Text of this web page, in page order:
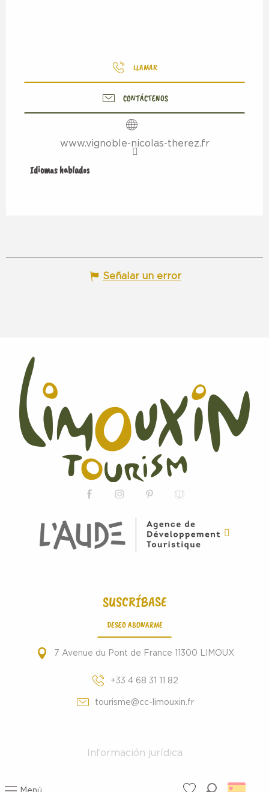
LLAMAR
CONTÁCTENOS
www.vignoble-nicolas-therez.fr
Idiomas hablados
Idiomas hablados
Señalar un error
SUSCRÍBASE
DESEO ABONARME
7 Avenue du Pont de France 11300 LIMOUX
+33 4 68 31 11 82
tourisme@cc-limouxin.fr
Información jurídica